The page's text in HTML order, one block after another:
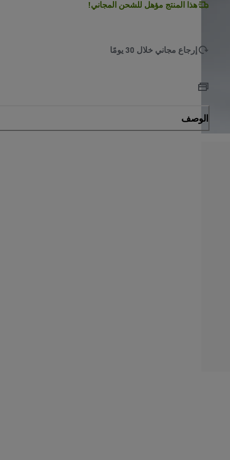
هذا المنتج مؤهل للشحن المجاني!
إرجاع مجاني خلال 30 يومًا
الوصف